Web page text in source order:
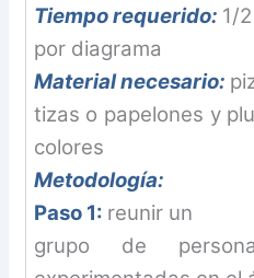
Tiempo requerido: 1/
por diagrama
Material necesario:
tizas o papelones y
colores
Metodología:
Paso 1: reunir un
grupo de